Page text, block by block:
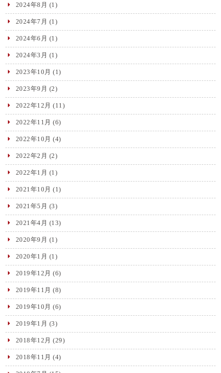
2024年8月 (1)
2024年7月 (1)
2024年6月 (1)
2024年3月 (1)
2023年10月 (1)
2023年9月 (2)
2022年12月 (11)
2022年11月 (6)
2022年10月 (4)
2022年2月 (2)
2022年1月 (1)
2021年10月 (1)
2021年5月 (3)
2021年4月 (13)
2020年9月 (1)
2020年1月 (1)
2019年12月 (6)
2019年11月 (8)
2019年10月 (6)
2019年1月 (3)
2018年12月 (29)
2018年11月 (4)